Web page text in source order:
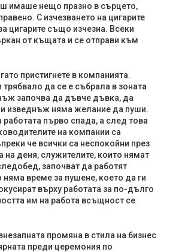
имаше нещо празно в сърцето,
С изчезването на цигарите
цигарите също изчезна. Всеки
от къщата и се отправи към
пристигнете в компанията.
трябвало да се е събрала в зоната
започва да дъвче дъвка, да
изведнъж няма желание да пуши.
работата първо спада, а след това
на компании са
че всички са неспокойни през
на деня, служителите, които нямат
започват да работят
няма време за пушене, което да ги
върху работата за по-дълго
им на работа всъщност се
промяна в стила на бизнес
преди церемония по